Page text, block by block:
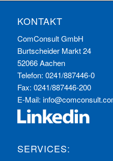
KONTAKT
ComConsult GmbH
Burtscheider Markt 24
52066 Aachen
Telefon: 0241/887446-0
Fax: 0241/887446-200
E-Mail:
SERVICES: